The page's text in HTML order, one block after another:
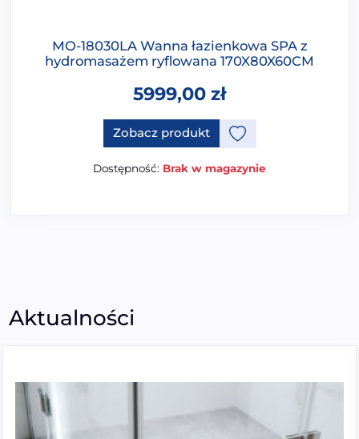
MO-18030LA Wanna łazienkowa SPA z
hydromasażem ryflowana 170X80X60CM
5999,00 zł
Zobacz produkt
Dostępność: Brak w magazynie
Aktualności